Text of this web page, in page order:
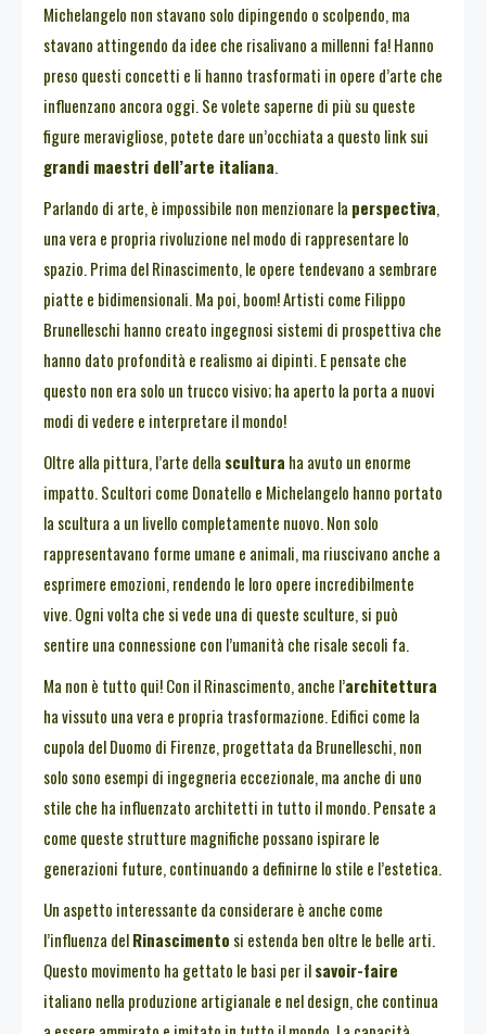
Michelangelo non stavano solo dipingendo o scolpendo, ma
stavano attingendo da idee che risalivano a millenni fa! Hanno
preso questi concetti e li hanno trasformati in opere d’arte che
influenzano ancora oggi. Se volete saperne di più su queste
figure meravigliose, potete dare un’occhiata a questo link sui
grandi maestri dell’arte italiana.
Parlando di arte, è impossibile non menzionare la perspectiva,
una vera e propria rivoluzione nel modo di rappresentare lo
spazio. Prima del Rinascimento, le opere tendevano a sembrare
piatte e bidimensionali. Ma poi, boom! Artisti come Filippo
Brunelleschi hanno creato ingegnosi sistemi di prospettiva che
hanno dato profondità e realismo ai dipinti. E pensate che
questo non era solo un trucco visivo; ha aperto la porta a nuovi
modi di vedere e interpretare il mondo!
Oltre alla pittura, l’arte della scultura ha avuto un enorme
impatto. Scultori come Donatello e Michelangelo hanno portato
la scultura a un livello completamente nuovo. Non solo
rappresentavano forme umane e animali, ma riuscivano anche a
esprimere emozioni, rendendo le loro opere incredibilmente
vive. Ogni volta che si vede una di queste sculture, si può
sentire una connessione con l’umanità che risale secoli fa.
Ma non è tutto qui! Con il Rinascimento, anche l’architettura
ha vissuto una vera e propria trasformazione. Edifici come la
cupola del Duomo di Firenze, progettata da Brunelleschi, non
solo sono esempi di ingegneria eccezionale, ma anche di uno
stile che ha influenzato architetti in tutto il mondo. Pensate a
come queste strutture magnifiche possano ispirare le
generazioni future, continuando a definirne lo stile e l’estetica.
Un aspetto interessante da considerare è anche come
l’influenza delRinascimento si estenda ben oltre le belle arti.
Questo movimento ha gettato le basi per ilsavoir-faire
italiano nella produzione artigianale e nel design, che continua